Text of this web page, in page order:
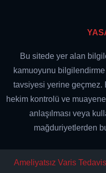
Bu sitede yer alan
kamuoyunu bilgilendirme
tavsiyesi yerine
hekim kontrolü ve
anlaşılması veya
mağduriyetlerden
Ameliyatsız Varis